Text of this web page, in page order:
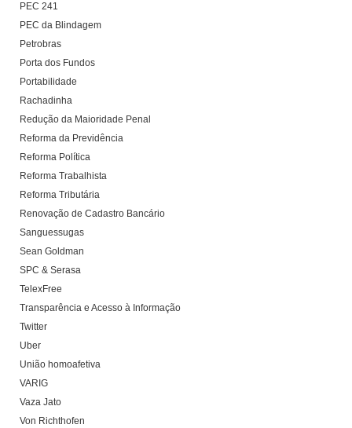
PEC 241
PEC da Blindagem
Petrobras
Porta dos Fundos
Portabilidade
Rachadinha
Redução da Maioridade Penal
Reforma da Previdência
Reforma Política
Reforma Trabalhista
Reforma Tributária
Renovação de Cadastro Bancário
Sanguessugas
Sean Goldman
SPC & Serasa
TelexFree
Transparência e Acesso à Informação
Twitter
Uber
União homoafetiva
VARIG
Vaza Jato
Von Richthofen